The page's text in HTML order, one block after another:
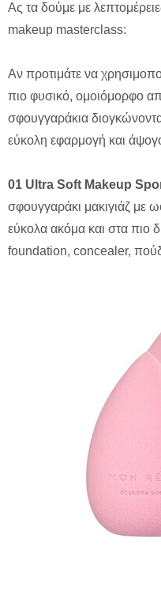
Ας τα δούμε με
makeup masterclass:
Αν προτιμάτε να
πιο φυσικό, ομοιόμορφο
σφουγγαράκια
εύκολη εφαρμογή και
01 Ultra Soft Makeup
σφουγγαράκι μακιγιάζ με
εύκολα ακόμα και στα πιο
foundation, concealer,